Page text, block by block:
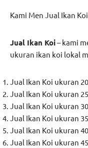
Kami Men Jual Ikan
Jual Ikan Koi– kami
ukuran ikan koi lokal
Jual Ikan Koi ukuran
Jual Ikan Koi ukuran
Jual Ikan Koi ukuran
Jual Ikan Koi ukuran
Jual Ikan Koi ukuran
Jual Ikan Koi ukuran